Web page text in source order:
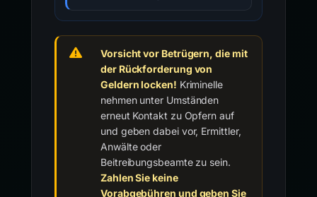
Vorsicht vor Betrügern, die mit
der Rückforderung von
Geldern locken! Kriminelle
nehmen unter Umständen
erneut Kontakt zu Opfern auf
und geben dabei vor, Ermittler,
Anwälte oder
Beitreibungsbeamte zu sein.
Zahlen Sie keine
Vorabgebühren und geben Sie